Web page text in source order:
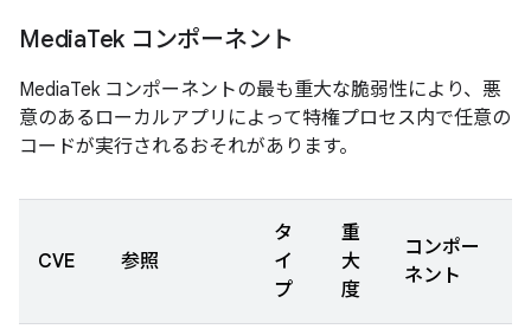
MediaTek コンポーネント
MediaTek コンポーネントの最も重大な脆弱性により、悪
意のあるローカルアプリによって特権プロセス内で任意の
コードが実行されるおそれがあります。
CVE 参照
タ
イ
プ
重
大
度
コンポー
ネント